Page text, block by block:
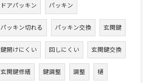
ドアパッキン パッキン
パッキン切れる パッキン交換 玄関鍵
鍵開けにくい 回しにくい 玄関鍵交換
玄関鍵修繕 鍵調整 調整 樋